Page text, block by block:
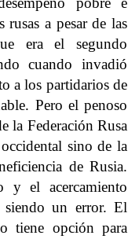
rusas a pesar de las
era el segundo
cuando invadió
a los partidarios de
Pero el penoso
la Federación Rusa
sino de la
de Rusia.
y el acercamiento
un error. El
tiene opción para